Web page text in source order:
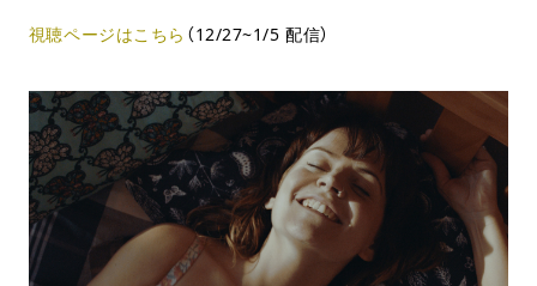
視聴ページはこちら （12/27~1/5 配信）